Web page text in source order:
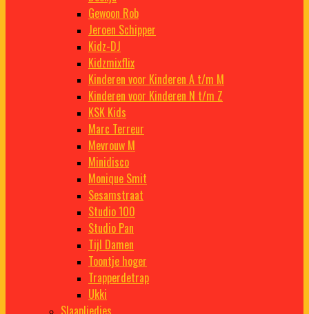
Gewoon Rob
Jeroen Schipper
Kidz-DJ
Kidzmixflix
Kinderen voor Kinderen A t/m M
Kinderen voor Kinderen N t/m Z
KSK Kids
Marc Terreur
Mevrouw M
Minidisco
Monique Smit
Sesamstraat
Studio 100
Studio Pan
Tijl Damen
Toontje hoger
Trapperdetrap
Ukki
Slaapliedjes